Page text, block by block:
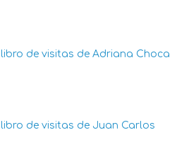
libro de visitas de Adriana Choca
libro de visitas de Juan Carlos